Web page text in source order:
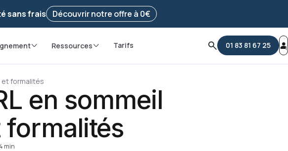
Reprendre ma démarche
sans frais Découvrir notre offre à 0€
Ressources Tarifs 01 83 81 67 25
et formalités
en sommeil
formalités
4 min